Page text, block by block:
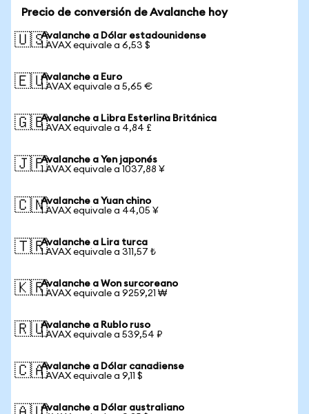
Precio de conversión de Avalanche hoy
🇺🇸Avalanche a Dólar estadounidense
1 AVAX equivale a 6,53 $
🇪🇺Avalanche a Euro
1 AVAX equivale a 5,65 €
🇬🇧Avalanche a Libra Esterlina Británica
1 AVAX equivale a 4,84 £
🇯🇵Avalanche a Yen japonés
1 AVAX equivale a 1037,88 ¥
🇨🇳Avalanche a Yuan chino
1 AVAX equivale a 44,05 ¥
🇹🇷Avalanche a Lira turca
1 AVAX equivale a 311,57 ₺
🇰🇷Avalanche a Won surcoreano
1 AVAX equivale a 9259,21 ₩
🇷🇺Avalanche a Rublo ruso
1 AVAX equivale a 539,54 ₽
🇨🇦Avalanche a Dólar canadiense
1 AVAX equivale a 9,11 $
Avalanche a Dólar australiano